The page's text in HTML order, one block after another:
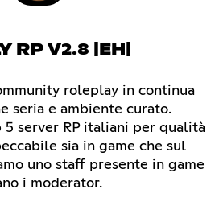
RP V2.8 |EH|
roleplay in continua
seria e ambiente curato.
5 server RP italiani per qualità
sia in game che sul
uno staff presente in game
i moderator.